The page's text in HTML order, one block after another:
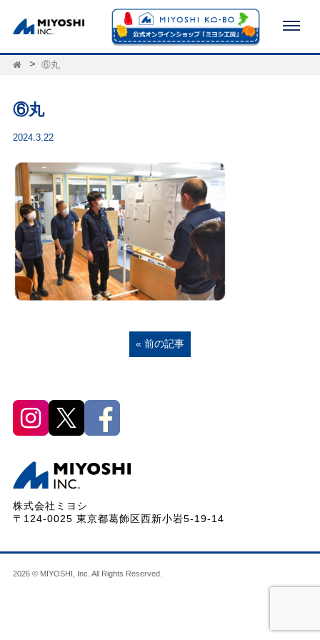
⑥丸
⑥丸
2024.3.22
« 前の記事
株式会社ミヨシ
〒124-0025 東京都葛飾区西新小岩5-19-14
2026 © MIYOSHI, Inc. All Rights Reserved.